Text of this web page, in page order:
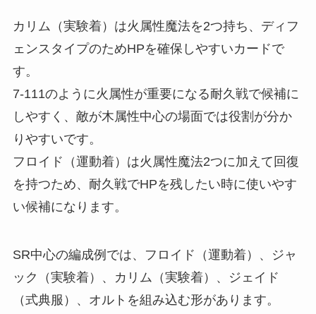
カリム（実験着）は火属性魔法を2つ持ち、ディフ
ェンスタイプのためHPを確保しやすいカードで
す。
7-111のように火属性が重要になる耐久戦で候補に
しやすく、敵が木属性中心の場面では役割が分か
りやすいです。
フロイド（運動着）は火属性魔法2つに加えて回復
を持つため、耐久戦でHPを残したい時に使いやす
い候補になります。
SR中心の編成例では、フロイド（運動着）、ジャ
ック（実験着）、カリム（実験着）、ジェイド
（式典服）、オルトを組み込む形があります。